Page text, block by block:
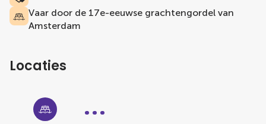
Vaar door de 17e-eeuwse grachtengordel van
Amsterdam
Locaties